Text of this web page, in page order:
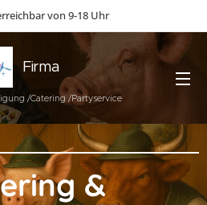
von 9-18 Uhr
Firma
Kilger
/Catering /Partyservice
&